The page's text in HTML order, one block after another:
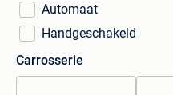
Automaat
Handgeschakeld
Carrosserie